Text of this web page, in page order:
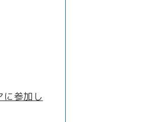
に参加し